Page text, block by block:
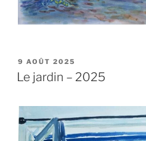
PUBLIÉ
LE
9 AOÛT 2025
Le jardin – 2025